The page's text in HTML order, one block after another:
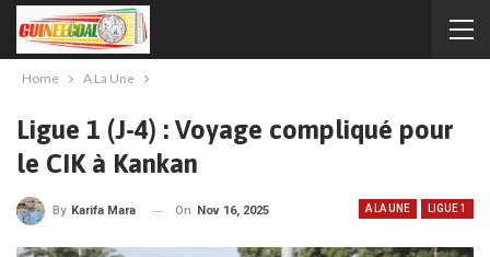
Home A La Une
Ligue 1 (J-4) : Voyage compliqué pour
le CIK à Kankan
A LA UNE LIGUE 1
By Karifa Mara On Nov 16, 2025